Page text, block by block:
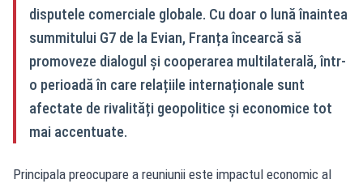
disputele comerciale globale. Cu doar o lună înaintea
summitului G7 de la Evian, Franța încearcă să
promoveze dialogul și cooperarea multilaterală, într-
o perioadă în care relațiile internaționale sunt
afectate de rivalități geopolitice și economice tot
mai accentuate.
Principala preocupare a reuniunii este impactul economic al